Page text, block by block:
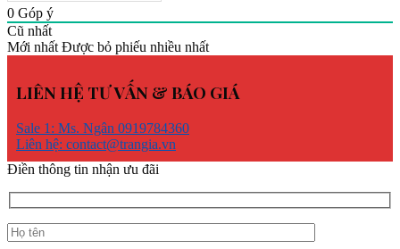
0 Góp ý
Cũ nhất
Mới nhất Được bỏ phiếu nhiều nhất
LIÊN HỆ TƯ VẤN & BÁO GIÁ
Sale 1: Ms. Ngân 0919784360
Liên hệ: contact@trangia.vn
Điền thông tin nhận ưu đãi